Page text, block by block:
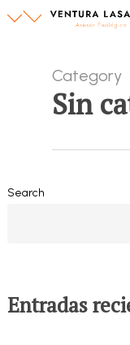
Category
Sin
Search
Entradas